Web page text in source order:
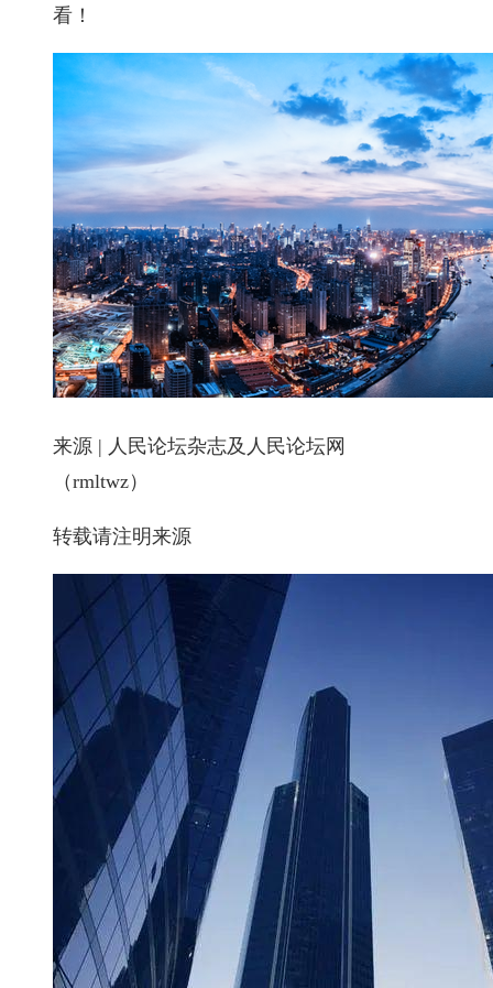
看！
来源 | 人民论坛杂志及人民论坛网
（rmltwz）
转载请注明来源